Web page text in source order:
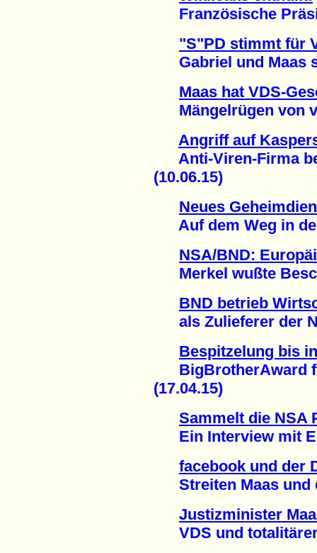
Französische
"S"PD stimmt für
Gabriel und Maas
Maas hat VDS-
Mängelrügen von
Angriff auf
Anti-Viren-Firma
(10.06.15)
Neues
Auf dem Weg in
NSA/BND:
Merkel wußte
BND betrieb
als Zulieferer der
Bespitzelung bis
BigBrotherAward
(17.04.15)
Sammelt die NSA
Ein Interview mit
facebook und der
Streiten Maas und
Justizminister
VDS und totalitärer